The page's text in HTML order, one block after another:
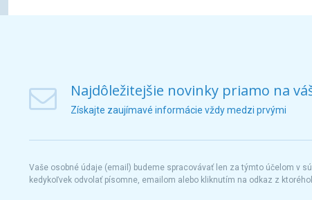
Najdôležitejšie novinky priamo na
Získajte zaujímavé informácie vždy medzi prvými
Vaše osobné údaje (email) budeme spracovávať len za týmto účelom v
kedykoľvek odvolať písomne, emailom alebo kliknutím na odkaz z